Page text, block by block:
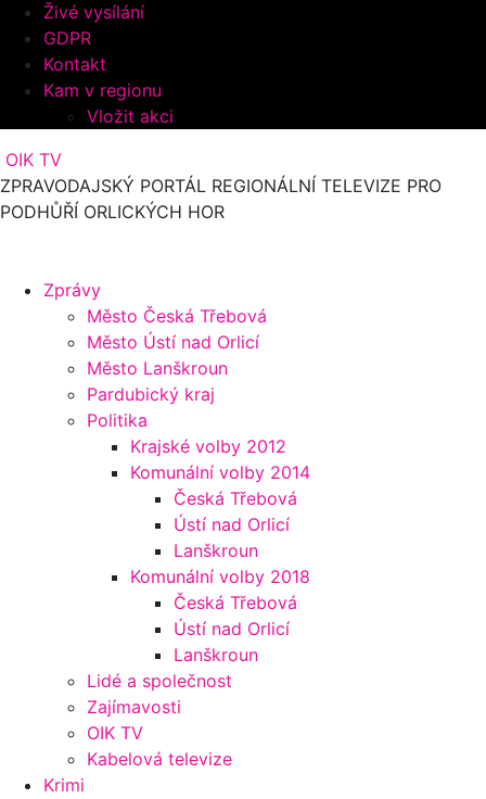
Živé vysílání
GDPR
Kontakt
Kam v regionu
Vložit akci
OIK TV
ZPRAVODAJSKÝ PORTÁL REGIONÁLNÍ TELEVIZE PRO
PODHŮŘÍ ORLICKÝCH HOR
Zprávy
Město Česká Třebová
Město Ústí nad Orlicí
Město Lanškroun
Pardubický kraj
Politika
Krajské volby 2012
Komunální volby 2014
Česká Třebová
Ústí nad Orlicí
Lanškroun
Komunální volby 2018
Česká Třebová
Ústí nad Orlicí
Lanškroun
Lidé a společnost
Zajímavosti
OIK TV
Kabelová televize
Krimi